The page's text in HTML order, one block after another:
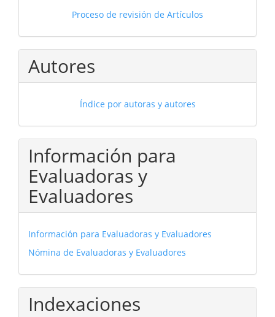
Proceso de revisión de Artículos
Autores
Índice por autoras y autores
Información para
Evaluadoras y
Evaluadores
Información para Evaluadoras y Evaluadores
Nómina de Evaluadoras y Evaluadores
Indexaciones